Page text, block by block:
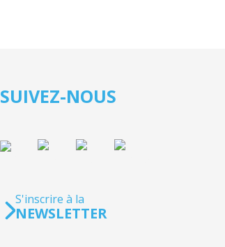
SUIVEZ-NOUS
S'inscrire à la
NEWSLETTER